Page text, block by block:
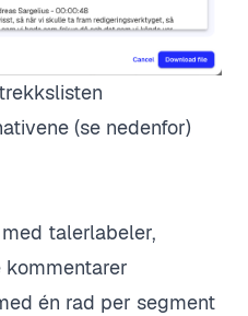
(se nedenfor)
talerlabeler,
én rad per segment